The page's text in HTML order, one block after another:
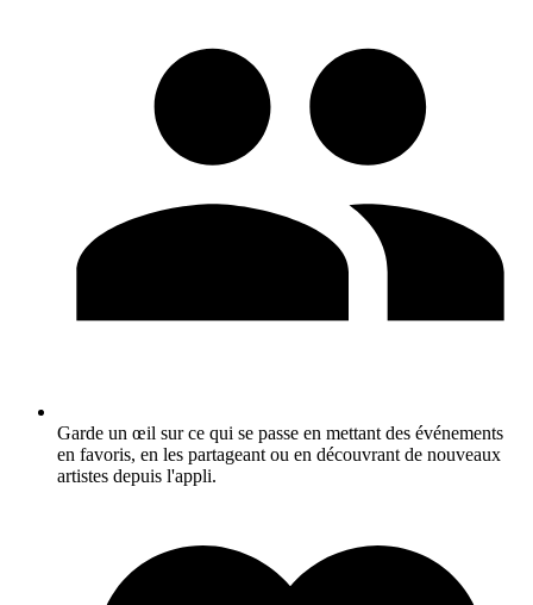
Garde un œil sur ce qui se passe en mettant des événements
en favoris, en les partageant ou en découvrant de nouveaux
artistes depuis l'appli.